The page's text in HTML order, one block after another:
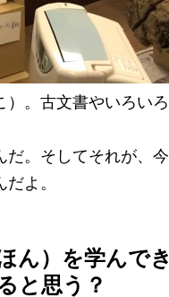
）。古文書やいろい
。そしてそれが、
よ。
ん）を学んでき
と思う？